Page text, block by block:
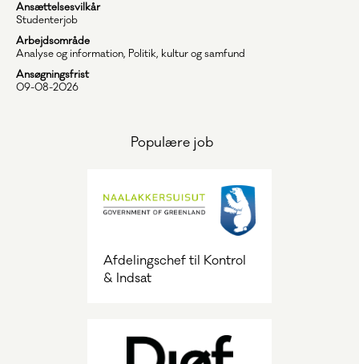
Ansættelsesvilkår
Studenterjob
Arbejdsområde
Analyse og information, Politik, kultur og samfund
Ansøgningsfrist
09-08-2026
Populære job
Afdelingschef til Kontrol
& Indsat